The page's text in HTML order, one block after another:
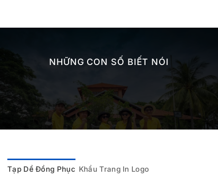
NHỮNG CON SỐ BIẾT NÓI
Tạp Dề Đồng Phục Khẩu Trang In Logo